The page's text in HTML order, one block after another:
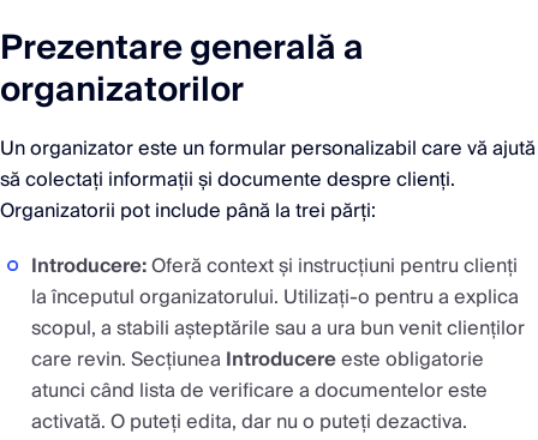
Prezentare generală a
organizatorilor
Un organizator este un formular personalizabil care vă ajută
să colectați informații și documente despre clienți.
Organizatorii pot include până la trei părți:
Introducere:Oferă context și instrucțiuni pentru clienți
la începutul organizatorului. Utilizați-o pentru a explica
scopul, a stabili așteptările sau a ura bun venit clienților
care revin. Secțiunea Introducereeste obligatorie
atunci când lista de verificare a documentelor este
activată. O puteți edita, dar nu o puteți dezactiva.